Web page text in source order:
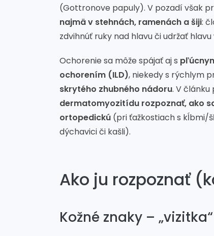
(Gottronove papuly). V pozadí však
najmä v stehnách, ramenách a šiji:
zdvihnúť ruky nad hlavu či udržať
Ochorenie sa môže spájať aj s
ochorením (ILD), niekedy s rýchlym
skrytého zhubného nádoru. V
dermatomyozitídu rozpoznať, ako
ortopedickú (pri ťažkostiach s kĺbmi/
dýchavici či kašli).
Ako ju rozpoznať
Kožné znaky –